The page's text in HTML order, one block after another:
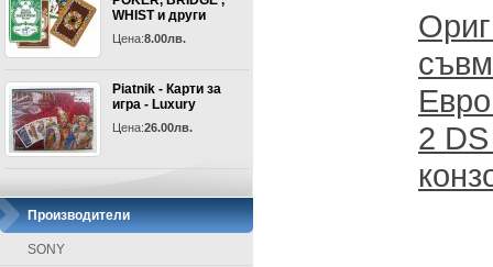
WHIST и други
Цена:8.00лв.
Piatnik - Карти за
игра - Luxury
Цена:26.00лв.
Производители
SONY
2